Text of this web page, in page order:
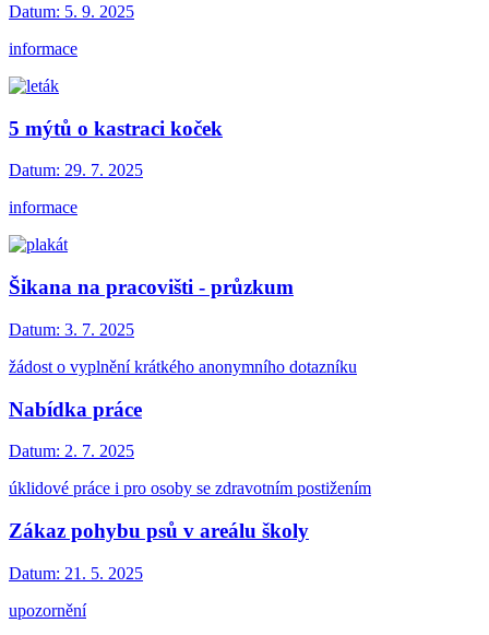
Datum: 5. 9. 2025
informace
5 mýtů o kastraci koček
Datum: 29. 7. 2025
informace
Šikana na pracovišti - průzkum
Datum: 3. 7. 2025
žádost o vyplnění krátkého anonymního dotazníku
Nabídka práce
Datum: 2. 7. 2025
úklidové práce i pro osoby se zdravotním postižením
Zákaz pohybu psů v areálu školy
Datum: 21. 5. 2025
upozornění